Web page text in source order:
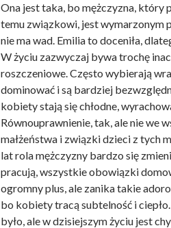
Ona jest taka, bo mężczyzna, który
temu związkowi, jest wymarzonym
nie ma wad. Emilia to doceniła,
W życiu zazwyczaj bywa trochę
roszczeniowe. Często wybierają
dominować i są bardziej
kobiety stają się chłodne,
Równouprawnienie, tak, ale nie we
małżeństwa i związki dzieci z tych
lat rola mężczyzny bardzo się
pracują, wszystkie obowiązki
ogromny plus, ale zanika takie
bo kobiety tracą subtelność i
było, ale w dzisiejszym życiu jest